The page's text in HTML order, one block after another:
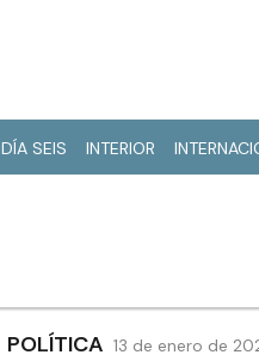
DÍA SEIS INTERIOR
POLÍTICA 13 de enero de